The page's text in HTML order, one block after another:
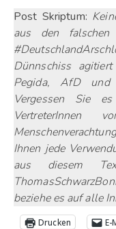
Post Skriptum:
aus den
Dünnschiss
Pegida, AfD und
Vergessen Sie
VertreterInnen
Ihnen jede
aus diesem
beziehe es auf alle
Drucken E-